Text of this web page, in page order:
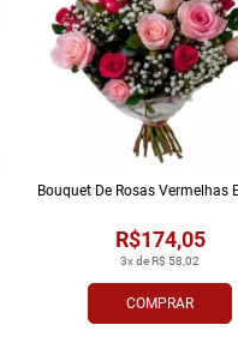
COMPRAR
3x de R$ 58,02
R$174,05
Bouquet De Rosas Vermelhas